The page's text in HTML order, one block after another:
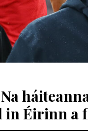
in Éirinn a